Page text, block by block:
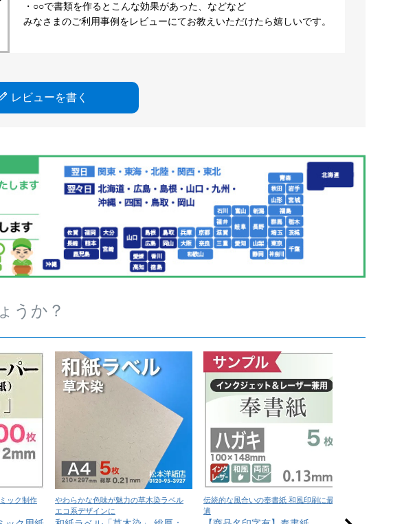
・○○で書類を作るとこんな効果があった、などなど
みなさまのご利用事例をレビューにてお教えいただけたら嬉しいです。
レビューを書く
うか？
ック制作
やわらかな色味が魅力の草木染ラベル
エコ系デザインに
伝統的な風合いの奉書紙 和風印刷に最
適